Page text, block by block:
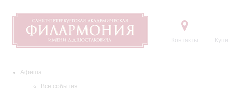
Контакты
Афиша
Все события